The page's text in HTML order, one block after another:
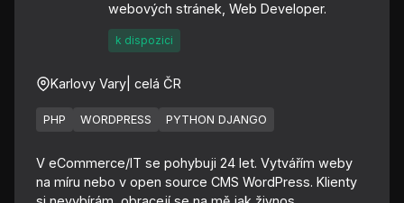
webových stránek, Web Developer.
k dispozici
Karlovy Vary | celá ČR
PHP WORDPRESS PYTHON DJANGO
V eCommerce/IT se pohybuji 24 let. Vytvářím weby
na míru nebo v open source CMS WordPress. Klienty